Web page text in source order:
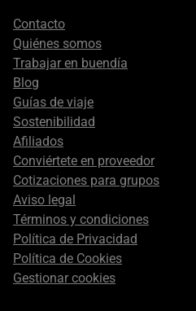
Footer
secondary
Contacto
Quiénes somos
Trabajar en buendía
Blog
Guías de viaje
Sostenibilidad
Afiliados
Conviértete en proveedor
Cotizaciones para grupos
Aviso legal
Términos y condiciones
Política de Privacidad
Política de Cookies
Gestionar cookies